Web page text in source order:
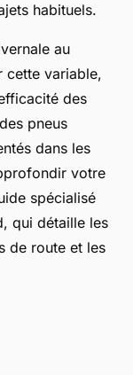
habituels.
au
cette variable,
des
pneus
dans les
votre
spécialisé
qui détaille les
de route et les